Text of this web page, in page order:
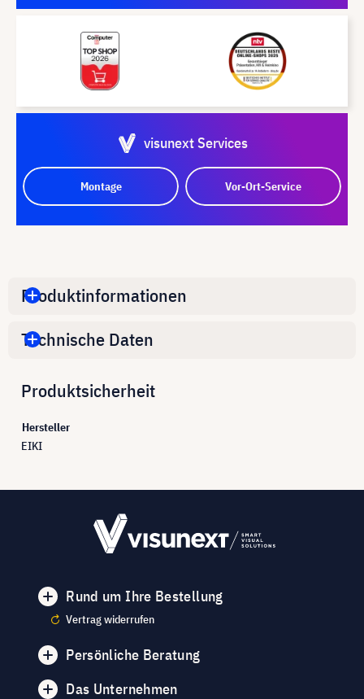
visunext Services
Montage Vor-Ort-Service
Produktinformationen
Technische Daten
Produktsicherheit
Hersteller
EIKI
Rund um Ihre Bestellung
Vertrag widerrufen
Persönliche Beratung
Das Unternehmen